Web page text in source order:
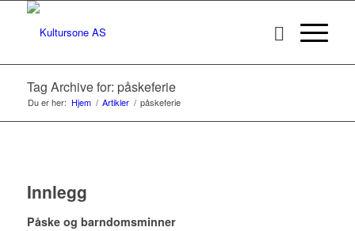
Tag Archive for: påskeferie
Du er her: Hjem / Artikler / påskeferie
Innlegg
Påske og barndomsminner